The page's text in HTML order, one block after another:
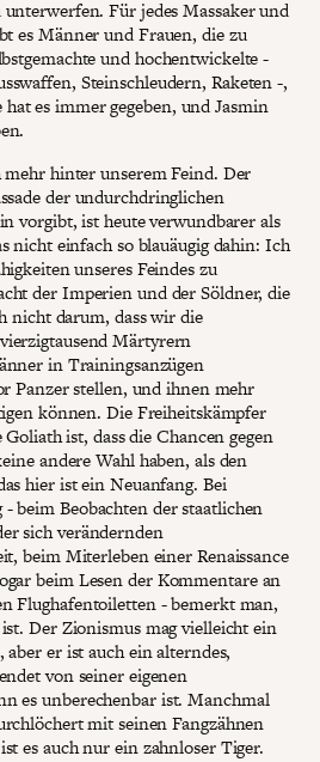
Für jedes Massaker und
es Männer und Frauen, die zu
und hochentwickelte -
Steinschleudern, Raketen -,
es immer gegeben, und Jasmin
mehr hinter unserem Feind. Der
der undurchdringlichen
vorgibt, ist heute verwundbarer als
nicht einfach so blauäugig dahin: Ich
unseres Feindes zu
der Imperien und der Söldner, die
nicht darum, dass wir die
Märtyrern
in Trainingsanzügen
Panzer stellen, und ihnen mehr
können. Die Freiheitskämpfer
ist, dass die Chancen gegen
andere Wahl haben, als den
hier ist ein Neuanfang. Bei
beim Beobachten der staatlichen
sich verändernden
beim Miterleben einer Renaissance
beim Lesen der Kommentare an
Flughafentoiletten - bemerkt man,
Der Zionismus mag vielleicht ein
er ist auch ein alterndes,
von seiner eigenen
es unberechenbar ist. Manchmal
mit seinen Fangzähnen
es auch nur ein zahnloser Tiger.